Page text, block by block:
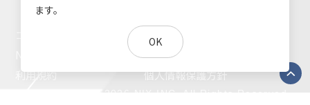
お知らせ
NIXのサスティナビリティ 環境負荷物質調査結果
利用規約
個人情報保護方針
ます。
OK